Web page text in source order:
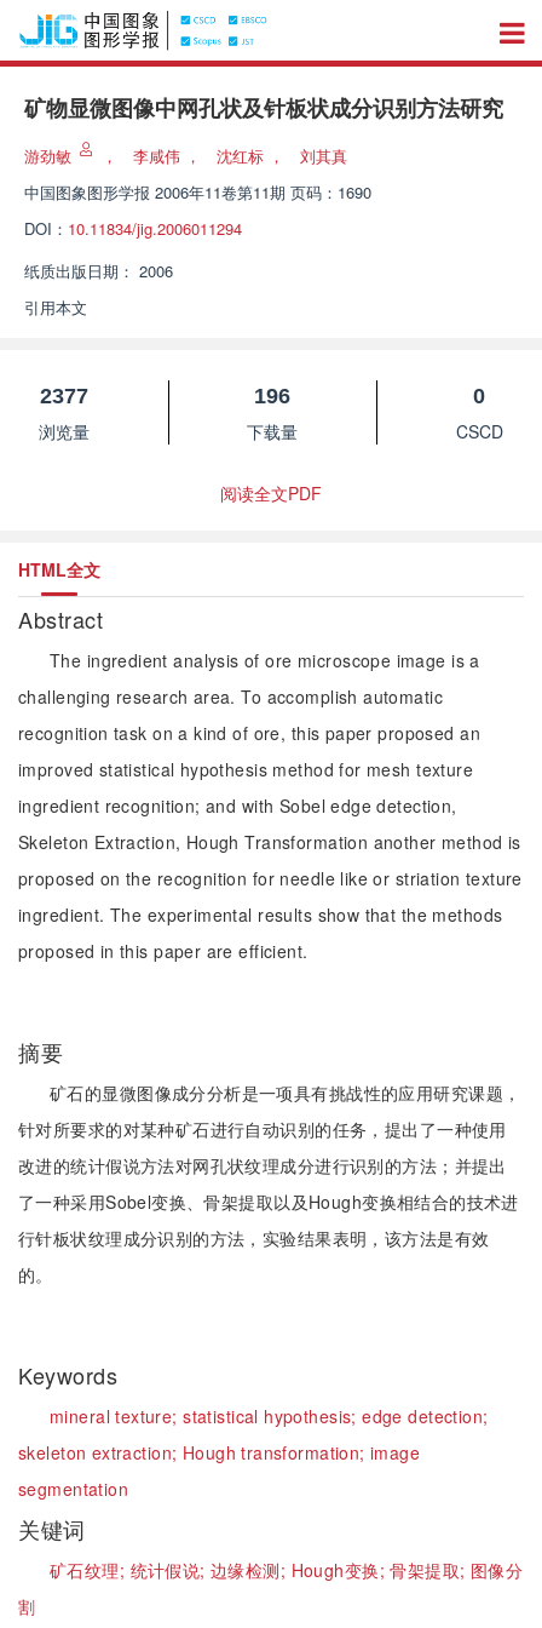
矿物显微图像中网孔状及针板状成分识别方法研究
游劲敏 ， 李咸伟 ， 沈红标 ，
刘其真
中国图象图形学报 2006年11卷第11期 页码：1690
DOI： 10.11834/jig.2006011294
纸质出版日期： 2006
引用本文
2377
浏览量
196
下载量
0
CSCD
阅读全文PDF
HTML全文
Abstract
The ingredient analysis of ore microscope image is a
challenging research area. To accomplish automatic
recognition task on a kind of ore, this paper proposed an
improved statistical hypothesis method for mesh texture
ingredient recognition; and with Sobel edge detection,
Skeleton Extraction, Hough Transformation another method is
proposed on the recognition for needle like or striation texture
ingredient. The experimental results show that the methods
proposed in this paper are efficient.
摘要
矿石的显微图像成分分析是一项具有挑战性的应用研究课题，
针对所要求的对某种矿石进行自动识别的任务，提出了一种使用
改进的统计假说方法对网孔状纹理成分进行识别的方法；并提出
了一种采用Sobel变换、骨架提取以及Hough变换相结合的技术进
行针板状纹理成分识别的方法，实验结果表明，该方法是有效
的。
Keywords
mineral texture;statistical hypothesis;edge detection;
skeleton extraction; Hough transformation;image
segmentation
关键词
矿石纹理; 统计假说;边缘检测; Hough变换;骨架提取; 图像分
割